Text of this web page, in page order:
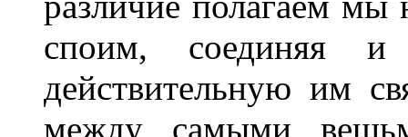
споим, соединяя и
действительную им
между самыми